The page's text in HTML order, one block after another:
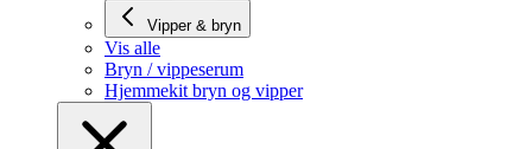
Vipper & bryn
Vis alle
Bryn / vippeserum
Hjemmekit bryn og vipper